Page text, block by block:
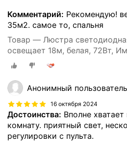
Комментарий: Рекомендую!
35м2. самое то, спальня
Товар — Люстра
освещает 18м, белая, 72Вт,
Анонимный пользователь
16 октября 2024
Достоинства: Вполне
комнату. приятный свет,
регулировки с пульта.